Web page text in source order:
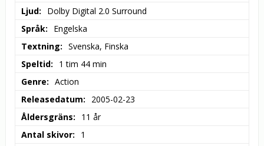
Ljud
Dolby Digital 2.0 Surround
Språk
Engelska
Textning
Svenska, Finska
Speltid
1 tim 44 min
Genre
Action
Releasedatum
2005-02-23
Åldersgräns
11 år
Antal skivor
1